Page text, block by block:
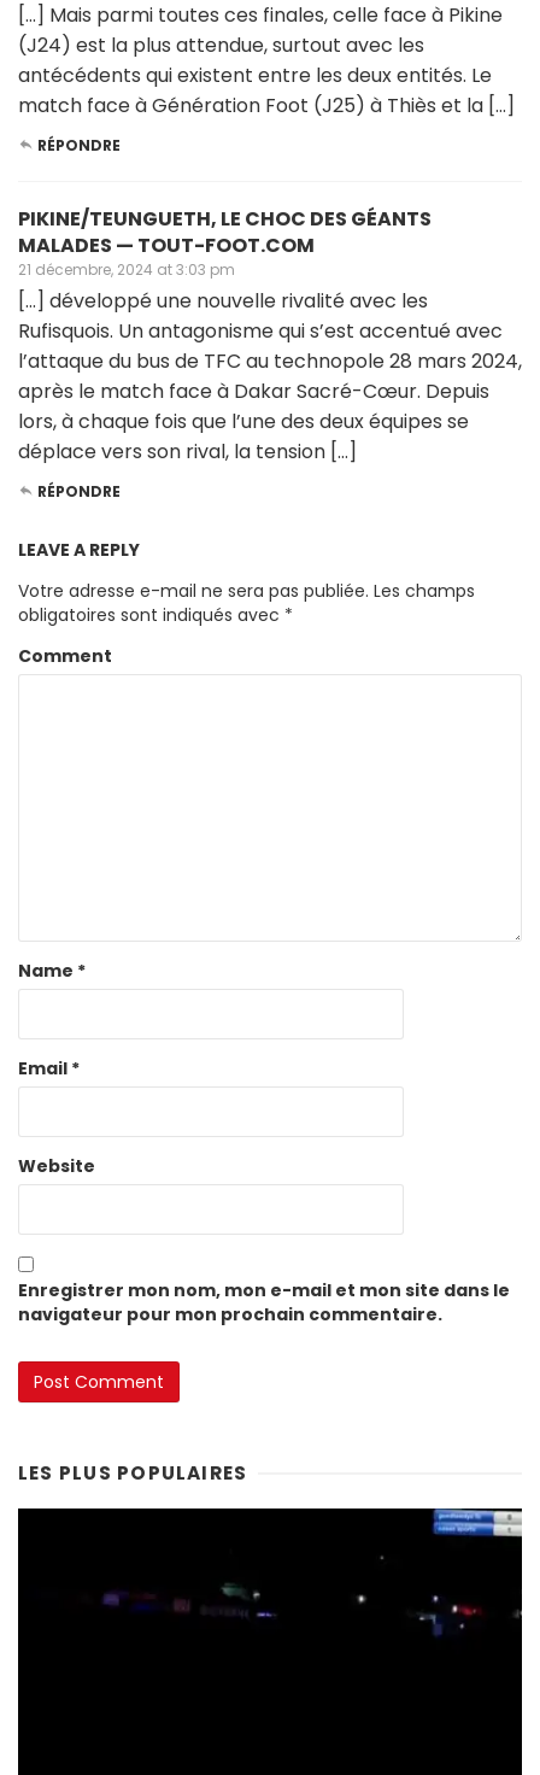
[…] Mais parmi toutes ces finales, celle face à Pikine
(J24) est la plus attendue, surtout avec les
antécédents qui existent entre les deux entités. Le
match face à Génération Foot (J25) à Thiès et la […]
RÉPONDRE
PIKINE/TEUNGUETH, LE CHOC DES GÉANTS
MALADES — TOUT-FOOT.COM
21 décembre, 2024 at 3:03 pm
[…] développé une nouvelle rivalité avec les
Rufisquois. Un antagonisme qui s’est accentué avec
l’attaque du bus de TFC au technopole 28 mars 2024,
après le match face à Dakar Sacré-Cœur. Depuis
lors, à chaque fois que l’une des deux équipes se
déplace vers son rival, la tension […]
RÉPONDRE
LEAVE A REPLY
Votre adresse e-mail ne sera pas publiée. Les champs
obligatoires sont indiqués avec *
Comment
Name *
Email *
Website
Enregistrer mon nom, mon e-mail et mon site dans le
navigateur pour mon prochain commentaire.
LES PLUS POPULAIRES